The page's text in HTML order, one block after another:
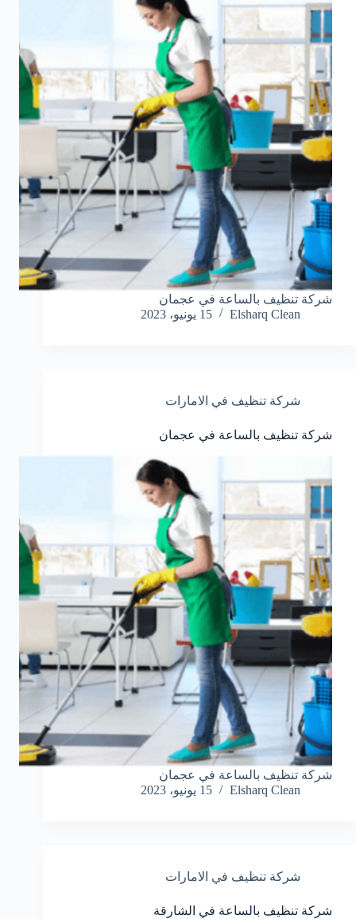
شركة تنظيف بالساعة في عجمان
Elsharq Clean
15 يونيو، 2023
شركة تنظيف في الامارات
شركة تنظيف بالساعة في عجمان
شركة تنظيف بالساعة في عجمان
Elsharq Clean
15 يونيو، 2023
شركة تنظيف في الامارات
شركة تنظيف بالساعة في الشارقة